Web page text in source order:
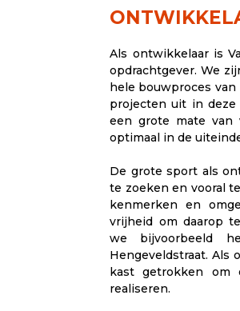
Als ontwikkelaar is
opdrachtgever. We
hele bouwproces
projecten uit in
een grote mate van
optimaal in de
De grote sport als
te zoeken en vooral
kenmerken en
vrijheid om daarop
we bijvoorbeeld
Hengeveldstraat. Als
kast getrokken om
realiseren.